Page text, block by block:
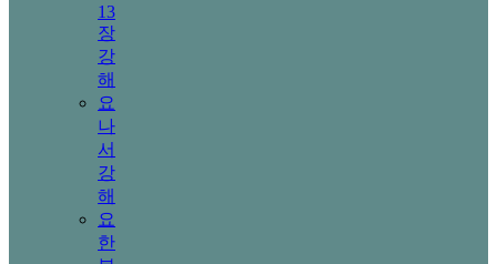
13
장
강
해
요
나
서
강
해
요
한